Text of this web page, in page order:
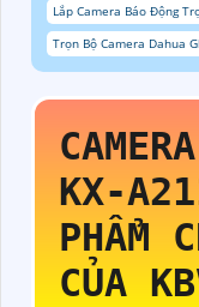
Lắp Camera Báo Động
Trọn Bộ Camera Dahua
KX-
PHẨM
CỦA